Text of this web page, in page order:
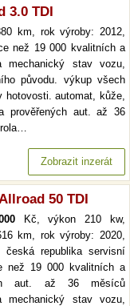
3.0 TDI
km, rok výroby: 2012,
než 19 000 kvalitních a
mechanický stav vozu,
původu. výkup všech
hotovosti. automat, kůže,
prověřených aut. až 36
Zobrazit inzerát
50 TDI
Kč, výkon 210 kw,
km, rok výroby: 2020,
česká republika servisní
než 19 000 kvalitních a
aut. až 36 měsíců
mechanický stav vozu,